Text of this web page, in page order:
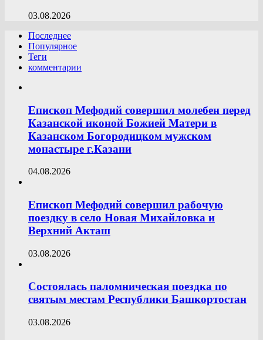
03.08.2026
Последнее
Популярное
Теги
комментарии
Епископ Мефодий совершил молебен перед
Казанской иконой Божией Матери в
Казанском Богородицком мужском
монастыре г.Казани
04.08.2026
Епископ Мефодий совершил рабочую
поездку в село Новая Михайловка и
Верхний Акташ
03.08.2026
Состоялась паломническая поездка по
святым местам Республики Башкортостан
03.08.2026